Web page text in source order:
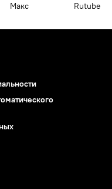
Макс Rutube